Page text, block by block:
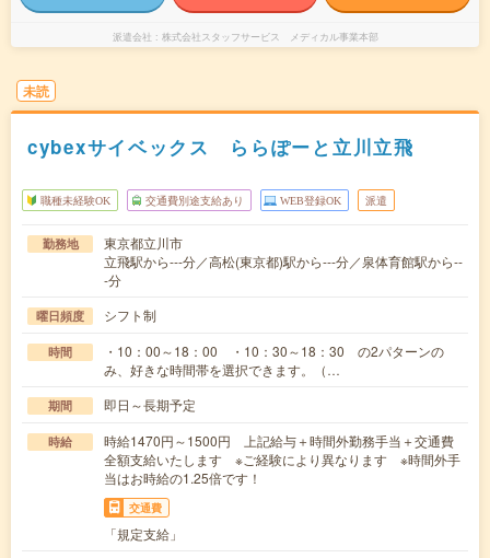
派遣会社 株式会社スタッフサービス メディカル事業本部
未読
cybexサイベックス ららぽーと立川立飛
職種未経験OK 交通費別途支給あり WEB登録OK 派遣
勤務地
東京都立川市
立飛駅から---分／高松(東京都)駅から---分／泉体育館駅から--
-分
曜日頻度 シフト制
時間
・10：00～18：00 ・10：30～18：30 の2パターンの
み、好きな時間帯を選択できます。（…
期間 即日～長期予定
時給
時給1470円～1500円 上記給与＋時間外勤務手当＋交通費
全額支給いたします ※ご経験により異なります ※時間外手
当はお時給の1.25倍です！
交通費
「規定支給」